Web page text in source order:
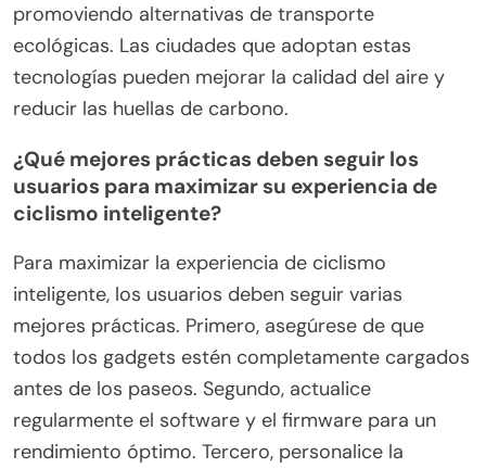
detección de colisiones y alertas automáticas.
Estos atributos hacen que el ciclismo sea más
atractivo, aumentando potencialmente el número
de ciclistas en áreas urbanas.
Además, la tecnología de ciclismo inteligente se
alinea con los objetivos de sostenibilidad,
promoviendo alternativas de transporte
ecológicas. Las ciudades que adoptan estas
tecnologías pueden mejorar la calidad del aire y
reducir las huellas de carbono.
¿Qué mejores prácticas deben seguir los
usuarios para maximizar su experiencia de
ciclismo inteligente?